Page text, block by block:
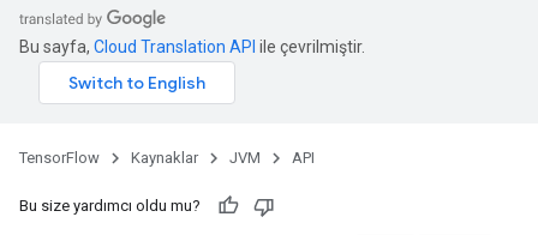
Bu sayfa, Cloud Translation API ile çevrilmiştir.
TensorFlow Kaynaklar JVM API
Bu size yardımcı oldu mu?